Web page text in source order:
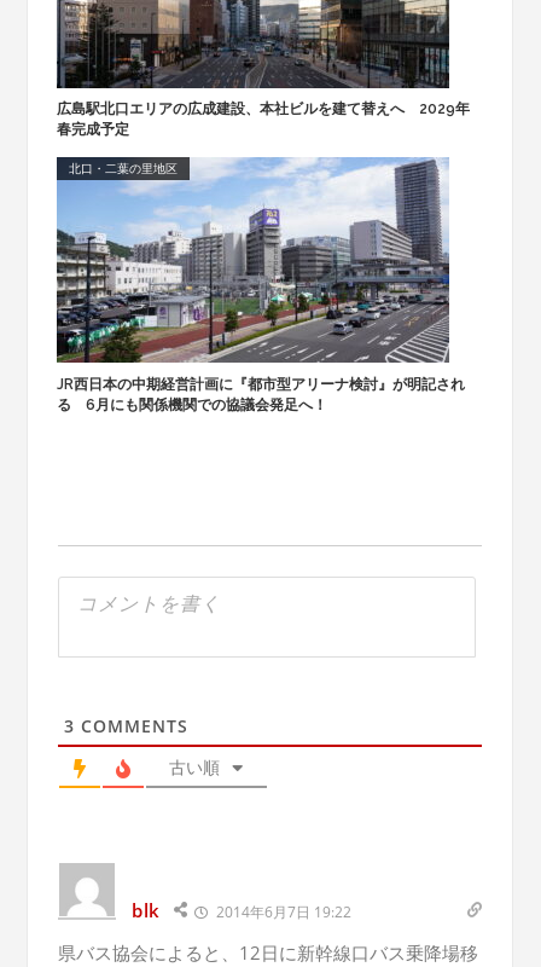
広島駅北口エリアの広成建設、本社ビルを建て替えへ 2029年
春完成予定
北口・二葉の里地区
JR西日本の中期経営計画に『都市型アリーナ検討』が明記され
る 6月にも関係機関での協議会発足へ！
3 COMMENTS
古い順
blk 2014年6月7日 19:22
県バス協会によると、12日に新幹線口バス乗降場移